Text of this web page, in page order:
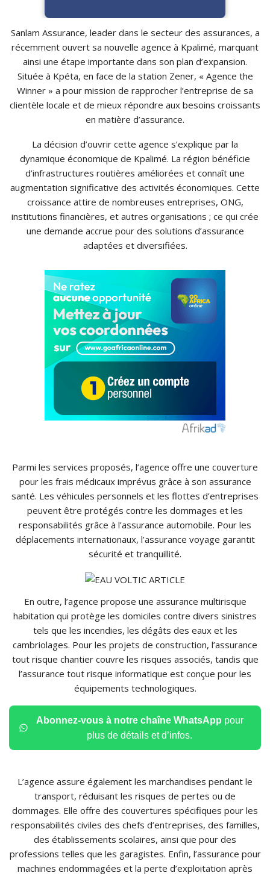
Sanlam Assurance, leader dans le secteur des assurances, a
récemment ouvert sa nouvelle agence à Kpalimé, marquant
ainsi une étape importante dans son plan d’expansion.
Située à Kpéta, en face de la station Zener, « Agence the
Winner » a pour mission de rapprocher l’entreprise de sa
clientèle locale et de mieux répondre aux besoins croissants
en matière d’assurance.
La décision d’ouvrir cette agence s’explique par la
dynamique économique de Kpalimé. La région bénéficie
d’infrastructures routières améliorées et connaît une
augmentation significative des activités économiques. Cette
croissance attire de nombreuses entreprises, ONG,
institutions financières, et autres organisations ; ce qui crée
une demande accrue pour des solutions d’assurance
adaptées et diversifiées.
Parmi les services proposés, l’agence offre une couverture
pour les frais médicaux imprévus grâce à son assurance
santé. Les véhicules personnels et les flottes d’entreprises
peuvent être protégés contre les dommages et les
responsabilités grâce à l’assurance automobile. Pour les
déplacements internationaux, l’assurance voyage garantit
sécurité et tranquillité.
En outre, l’agence propose une assurance multirisque
habitation qui protège les domiciles contre divers sinistres
tels que les incendies, les dégâts des eaux et les
cambriolages. Pour les projets de construction, l’assurance
tout risque chantier couvre les risques associés, tandis que
l’assurance tout risque informatique est conçue pour les
équipements technologiques.
Abonnez-vous à notre chaîne WhatsApp pour
plus de détails et d’infos.
L’agence assure également les marchandises pendant le
transport, réduisant les risques de pertes ou de
dommages. Elle offre des couvertures spécifiques pour les
responsabilités civiles des chefs d’entreprises, des familles,
des établissements scolaires, ainsi que pour des
professions telles que les garagistes. Enfin, l’assurance pour
machines endommagées et la perte d’exploitation après